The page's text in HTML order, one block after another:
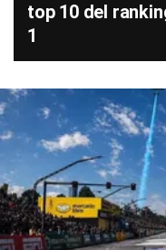
top 10 del
1